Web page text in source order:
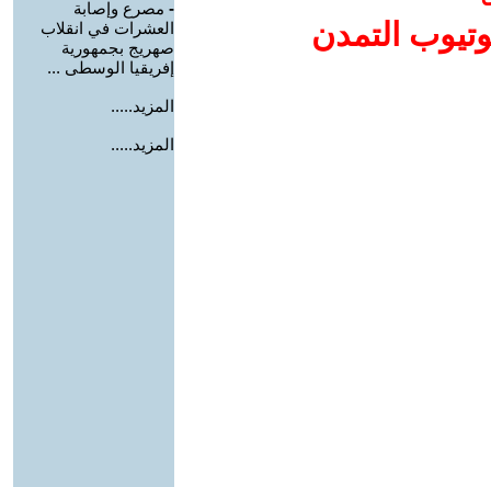
التمدن
- مصرع وإصابة
العشرات في انقلاب
صهريج بجمهورية
إفريقيا الوسطى ...
المزيد.....
المزيد.....